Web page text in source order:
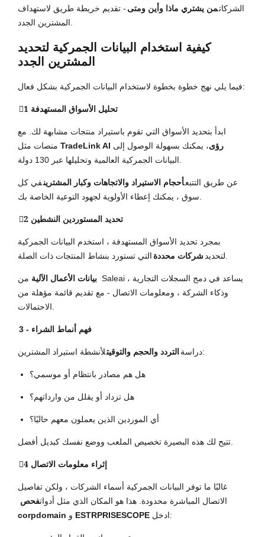
الشركاتمن يشتري ماذا وأين ومتى - تقديم خريطة طريق لاستهداف
المشترين الجدد.
كيفية استخدام البيانات الجمركية لتحديد
المشترين الجدد
فيما يلي نهج خطوة بخطوة لاستخدام البيانات الجمركية بشكل فعال:
1⃣ تحليل الأسواق المستهدفة
ابدأ بتحديد الأسواق التي تقوم باستيراد منتجات مشابهة لك. مع
منصات مثل
TradeLink AI رؤى، يمكنك بسهولة الوصول إلى
البيانات الجمركية العالمية وتحليلها عبر 130 دولة.
عن طريق التتبعأحجام الاستيراد والاتجاهات وكبار المشترينفي كل
سوق ، يمكنك إعطاء الأولوية لجهود التوعية الخاصة بك.
2⃣ تحديد المستوردين النشطين
بمجرد تحديد الأسواق المستهدفة ، استخدم البيانات الجمركية
لتحديدشركات محددة التي تستورد بنشاط المنتجات ذات الصلة.
بيانات الأعمال الآلية من Saleai يساعد في دمج السجلات التجارية ،
وذكاء الشركة ، ومعلومات الاتصال - مع تقديم قائمة مؤهلة من
الاحتمالات.
3 - فهم أنماط الشراء
دراسة التردد والحجم والتوقيت لأنشطة استيراد المشترين:
هل هم مصادر بانتظام أو موسمي؟
هل تزداد أو يقلل من وارداتهم؟
أي الموردين الذين يعملون معهم حاليًا؟
تتيح لك هذه البصيرة تخصيص الملعب ووضع نفسك كبديل أفضل.
4⃣ إثراء معلومات الاتصال
غالبًا ما توفر البيانات الجمركية أسماء الشركات ، ولكن تفاصيل
الاتصال المباشرة محدودة. هذا هو المكان الذي مثل أدواتفحص
corpdomain و ESTRPRISESCOPE ادخل: